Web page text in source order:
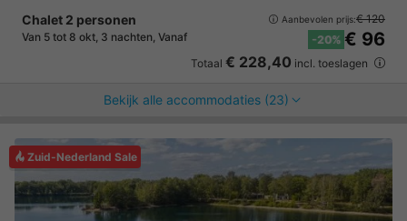
Chalet 2 personen
Van 5 tot 8 okt, 3 nachten, Vanaf
Aanbevolen prijs:€ 120
-20% € 96
Totaal € 228,40 incl. toeslagen
Bekijk alle accommodaties (23)
Zuid-Nederland Sale